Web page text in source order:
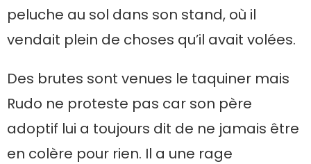
peluche au sol dans son stand, où il
vendait plein de choses qu’il avait volées.
Des brutes sont venues le taquiner mais
Rudo ne proteste pas car son père
adoptif lui a toujours dit de ne jamais être
en colère pour rien. Il a une rage